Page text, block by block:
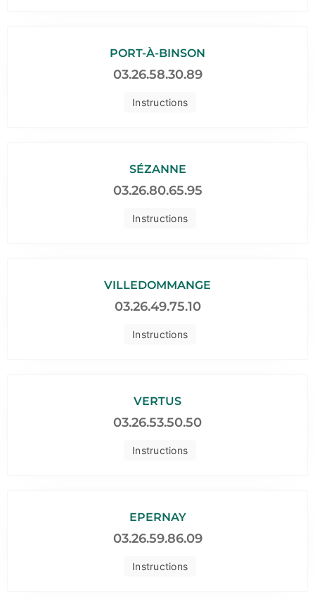
Instructions
PORT-À-BINSON
03.26.58.30.89
Instructions
SÉZANNE
03.26.80.65.95
Instructions
VILLEDOMMANGE
03.26.49.75.10
Instructions
VERTUS
03.26.53.50.50
Instructions
EPERNAY
03.26.59.86.09